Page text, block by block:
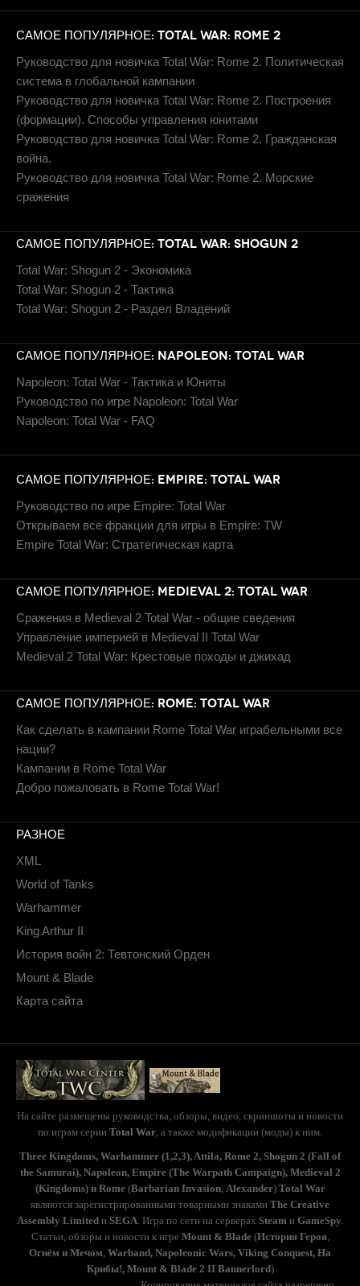
САМОЕ ПОПУЛЯРНОЕ: TOTAL WAR: ROME 2
Руководство для новичка Total War: Rome 2. Политическая
система в глобальной кампании
Руководство для новичка Total War: Rome 2. Построения
(формации). Способы управления юнитами
Руководство для новичка Total War: Rome 2. Гражданская
война.
Руководство для новичка Total War: Rome 2. Морские
сражения
САМОЕ ПОПУЛЯРНОЕ: TOTAL WAR: SHOGUN 2
Total War: Shogun 2 - Экономика
Total War: Shogun 2 - Тактика
Total War: Shogun 2 - Раздел Владений
САМОЕ ПОПУЛЯРНОЕ: NAPOLEON: TOTAL WAR
Napoleon: Total War - Тактика и Юниты
Руководство по игре Napoleon: Total War
Napoleon: Total War - FAQ
САМОЕ ПОПУЛЯРНОЕ: EMPIRE: TOTAL WAR
Руководство по игре Empire: Total War
Открываем все фракции для игры в Empire: TW
Empire Total War: Стратегическая карта
САМОЕ ПОПУЛЯРНОЕ: MEDIEVAL 2: TOTAL WAR
Сражения в Medieval 2 Total War - общие сведения
Управление империей в Medieval II Total War
Medieval 2 Total War: Крестовые походы и джихад
САМОЕ ПОПУЛЯРНОЕ: ROME: TOTAL WAR
Как сделать в кампании Rome Total War играбельными все
нации?
Кампании в Rome Total War
Добро пожаловать в Rome Total War!
РАЗНОЕ
XML
World of Tanks
Warhammer
King Arthur II
История войн 2: Тевтонский Орден
Mount & Blade
Карта сайта
На сайте размещены руководства, обзоры, видео, скриншоты и новости
по играм серии Total War, а также модификации (моды) к ним.
Three Kingdoms, Warhammer (1,2,3), Attila, Rome 2, Shogun 2 (Fall of
the Samurai), Napoleon, Empire (The Warpath Campaign), Medieval 2
(Kingdoms) и Rome(Barbarian Invasion, Alexander) Total War
являются зарегистрированными товарными знаками The Creative
Assembly Limitedи SEGA. Игра по сети на серверах Steamи GameSpy.
Статьи, обзоры и новости к игре Mount & Blade(История Героя,
Огнём и Мечом, Warband, Napoleonic Wars, Viking Conquest, На
Крибы!, Mount & Blade 2 II Bannerlord)